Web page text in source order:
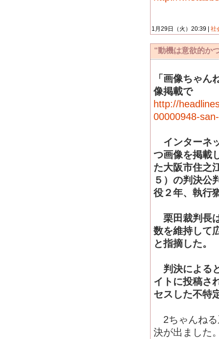
1月29日（火）20:39 | 社
“動機は意欲的か
「画像ちゃ
像掲載で
http://
00000948-
インターネ
つ画像を掲載
た大阪市住之
５）の判決公
役２年、執行
栗田裁判長
数を維持して
と指摘した。
判決による
イトに投稿さ
セスした不特
2ちゃんねる
決が出ました